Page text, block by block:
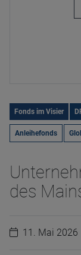
Fonds im Visier
Anleihefonds
des
11. Mai 2026